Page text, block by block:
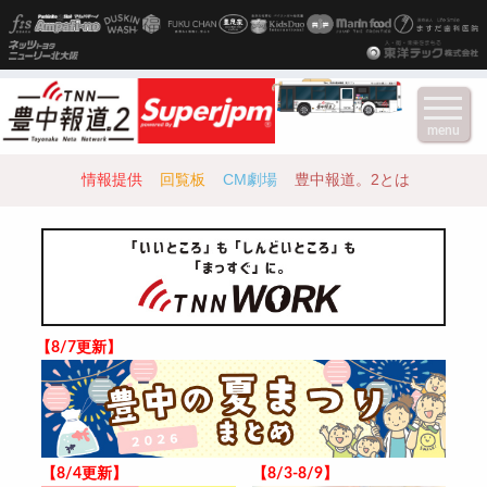
情報提供 回覧板 CM劇場 豊中報道。2とは
【8/7更新】
【8/4更新】 【8/3-8/9】
menu